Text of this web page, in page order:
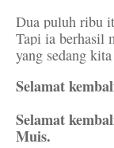
Dua puluh ribu
Tapi ia berhasil
yang sedang
Selamat
Selamat
Muis.